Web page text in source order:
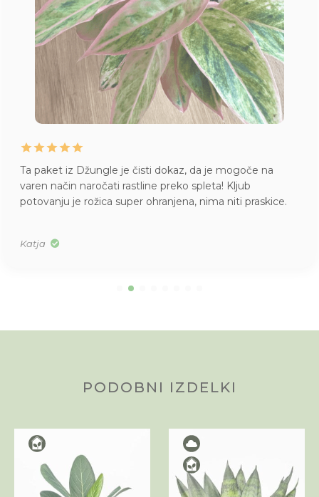
Ta paket iz Džungle je čisti dokaz, da je mogoče na
varen način naročati rastline preko spleta! Kljub
potovanju je rožica super ohranjena, nima niti praskice.
Katja
PODOBNI IZDELKI